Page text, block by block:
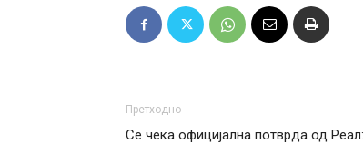
Претходно
Се чека официјална потврда од Реал: